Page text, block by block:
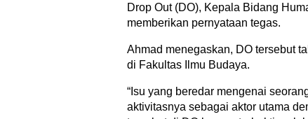
Drop Out (DO), Kepala Bidang
memberikan pernyataan tegas.
Ahmad menegaskan, DO tersebut
di Fakultas Ilmu Budaya.
“Isu yang beredar mengenai
aktivitasnya sebagai aktor utama